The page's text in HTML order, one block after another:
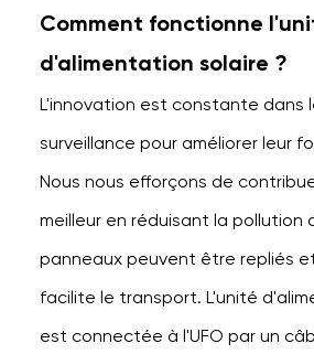
Comment fonctionne
d'alimentation solaire ?
L'innovation est constante dans
surveillance pour améliorer leur
Nous nous efforçons de
meilleur en réduisant la pollution
panneaux peuvent être repliés
facilite le transport. L'unité
est connectée à l'UFO par un